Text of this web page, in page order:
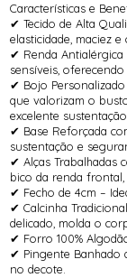
Características e
✔ Tecido de Alta
elasticidade, maciez
✔ Renda
sensíveis,
✔ Bojo
que valorizam o
excelente
✔ Base Reforçada
sustentação e
✔ Alças Trabalhadas
bico da renda frontal,
✔ Fecho de 4cm –
✔ Calcinha
delicado, molda o
✔ Forro 100%
✔ Pingente Banhado
no decote.